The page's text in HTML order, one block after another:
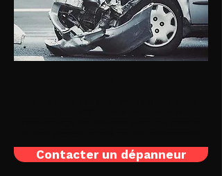
Contacter un dépanneur